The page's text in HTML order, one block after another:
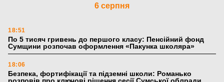
6 серпня
18:51
По 5 тисяч гривень до першого класу: Пенсійний фонд
Сумщини розпочав оформлення «Пакунка школяра»
18:06
Безпека, фортифікації та підземні школи: Романько
розповів про ключові рішення сесії Сумської облради